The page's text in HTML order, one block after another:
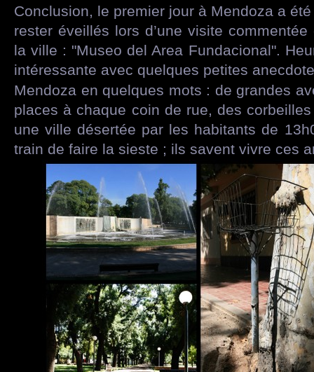
Conclusion, le premier jour à Mendoza a
rester éveillés lors d’une visite
la ville : "Museo del Area Fundacional".
intéressante avec quelques petites
Mendoza en quelques mots : de grandes
places à chaque coin de rue, des
une ville désertée par les habitants de
train de faire la sieste ; ils savent vivre ces